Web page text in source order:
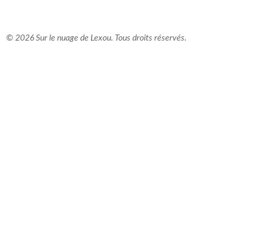
© 2026 Sur le nuage de Lexou. Tous droits réservés.